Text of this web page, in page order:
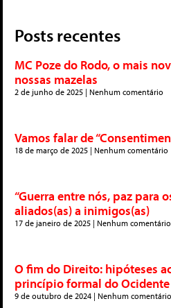
Posts recentes
MC Poze do Rodo, o mais
nossas mazelas
2 de junho de 2025 Nenhum comentário
Vamos falar de
18 de março de 2025 Nenhum comentário
“Guerra entre nós, paz para
aliados(as) a inimigos(as)
17 de janeiro de 2025 Nenhum comentário
O fim do Direito: hipóteses
princípio formal do Ocidente
9 de outubro de 2024 Nenhum comentário